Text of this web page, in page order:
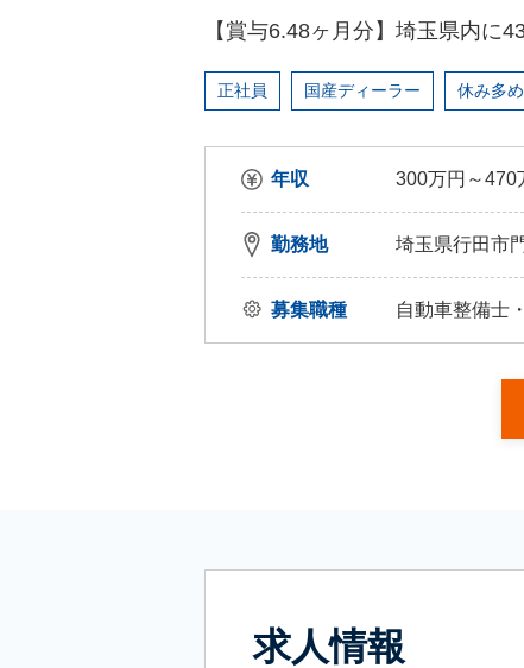
【賞与6.48ヶ月分】埼玉県内に
正社員 国産ディーラー 休み多め
年収 300万円～470
勤務地 埼玉県行田市
募集職種 自動車整備士
求人情報